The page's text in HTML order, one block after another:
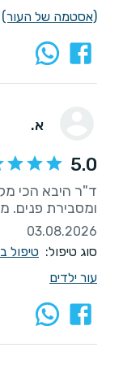
(אסטמה של העור)
א.
5.0
ד"ר היבא הכי
ומסבירת פנים.
03.08.2026
סוג טיפול: טיפול
עור ילדים